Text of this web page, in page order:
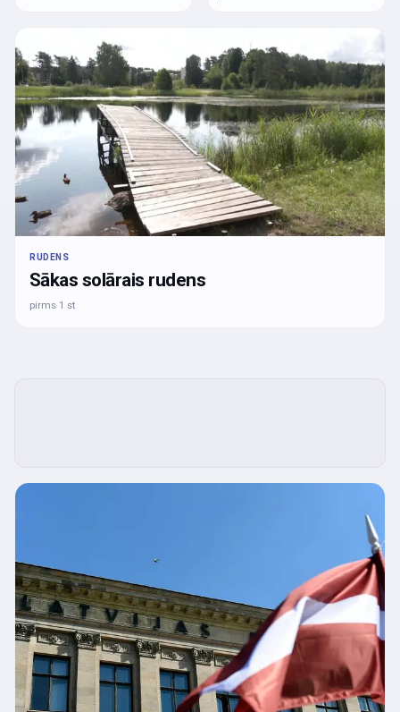
RUDENS
Sākas solārais rudens
pirms 1 st